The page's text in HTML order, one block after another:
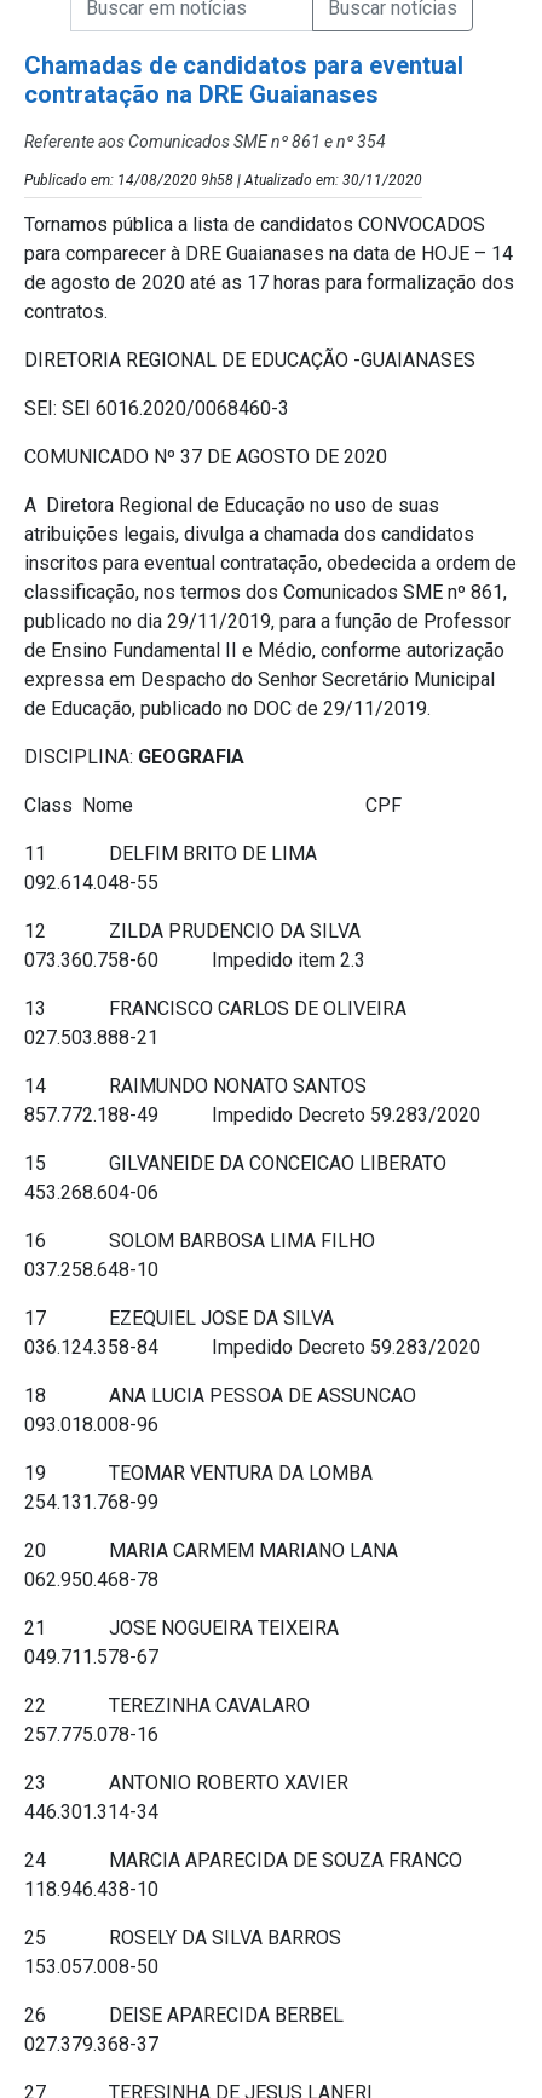
Chamadas de candidatos para eventual
contratação na DRE Guaianases
Referente aos Comunicados SME nº 861 e nº 354
Publicado em: 14/08/2020 9h58 | Atualizado em: 30/11/2020
Tornamos pública a lista de candidatos CONVOCADOS
para comparecer à DRE Guaianases na data de HOJE – 14
de agosto de 2020 até as 17 horas para formalização dos
contratos.
DIRETORIA REGIONAL DE EDUCAÇÃO -GUAIANASES
SEI: SEI 6016.2020/0068460-3
COMUNICADO Nº 37 DE AGOSTO DE 2020
A Diretora Regional de Educação no uso de suas
atribuições legais, divulga a chamada dos candidatos
inscritos para eventual contratação, obedecida a ordem de
classificação, nos termos dos Comunicados SME nº 861,
publicado no dia 29/11/2019, para a função de Professor
de Ensino Fundamental II e Médio, conforme autorização
expressa em Despacho do Senhor Secretário Municipal
de Educação, publicado no DOC de 29/11/2019.
DISCIPLINA: GEOGRAFIA
Class Nome CPF
11 DELFIM BRITO DE LIMA
092.614.048-55
12 ZILDA PRUDENCIO DA SILVA
073.360.758-60 Impedido item 2.3
13 FRANCISCO CARLOS DE OLIVEIRA
027.503.888-21
14 RAIMUNDO NONATO SANTOS
857.772.188-49 Impedido Decreto 59.283/2020
15 GILVANEIDE DA CONCEICAO LIBERATO
453.268.604-06
16 SOLOM BARBOSA LIMA FILHO
037.258.648-10
17 EZEQUIEL JOSE DA SILVA
036.124.358-84 Impedido Decreto 59.283/2020
18 ANA LUCIA PESSOA DE ASSUNCAO
093.018.008-96
19 TEOMAR VENTURA DA LOMBA
254.131.768-99
20 MARIA CARMEM MARIANO LANA
062.950.468-78
21 JOSE NOGUEIRA TEIXEIRA
049.711.578-67
22 TEREZINHA CAVALARO
257.775.078-16
23 ANTONIO ROBERTO XAVIER
446.301.314-34
24 MARCIA APARECIDA DE SOUZA FRANCO
118.946.438-10
25 ROSELY DA SILVA BARROS
153.057.008-50
26 DEISE APARECIDA BERBEL
027.379.368-37
27 TERESINHA DE JESUS LANERI